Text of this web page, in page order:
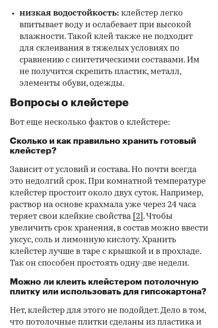
низкая водостойкость: клейстер легко
впитывает воду и ослабевает при высокой
влажности. Такой клей также не подходит
для склеивания в тяжелых условиях по
сравнению с синтетическими составами. Им
не получится скрепить пластик, металл,
элементы обуви, одежды.
Вопросы о клейстере
Вот еще несколько фактов о клейстере:
Сколько и как правильно хранить готовый
клейстер?
Зависит от условий и состава. Но почти всегда
это недолгий срок. При комнатной температуре
клейстер простоит около двух суток. Например,
раствор на основе крахмала уже через 24 часа
теряет свои клейкие свойства [2] . Чтобы
увеличить срок хранения, в состав можно ввести
уксус, соль и лимонную кислоту. Хранить
клейстер лучше в таре с крышкой и в прохладе.
Так он способен простоять одну-две недели.
Можно ли клеить клейстером потолочную
плитку или использовать для гипсокартона?
Нет, клейстер для этого не подойдет. Дело в том,
что потолочные плитки сделаны из пластика и